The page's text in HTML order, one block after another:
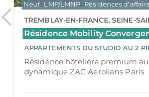
PreviousMAGNY-LE-HONGRE, SEINE-ET-
Résidence Affaires La
APPARTEMENTS STUDIO
Un lieu d’investissement
portes de Disneyland Paris
LMP/LMNP Résidences d'affaires